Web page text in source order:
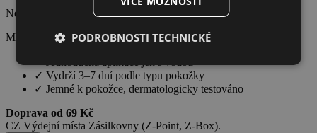
Není skladem
Momentálně nedostupné
✓ Vydrží 3–7 dní podle typu pokožky
✓ Jemné k pokožce, dermatologicky testováno
Doprava od 69 Kč
CZ Výdejní místa Zásilkovny (Z-Point, Z-Box).
PODROBNOSTI TECHNICKÉ